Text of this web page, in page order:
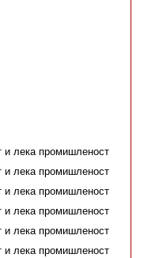
и лека промишленост
и лека промишленост
и лека промишленост
и лека промишленост
и лека промишленост
и лека промишленост